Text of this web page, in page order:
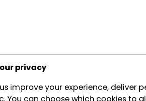
privacy
improve your experience, deliver
You can choose which cookies to